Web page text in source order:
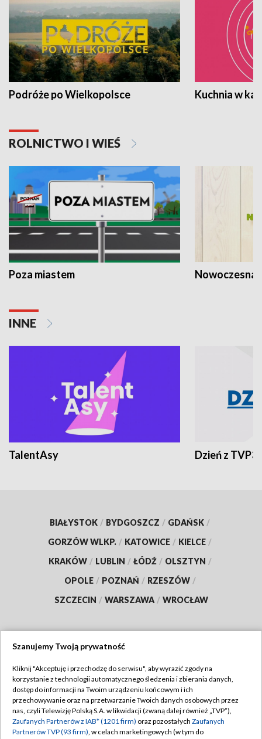
Podróże po Wielkopolsce Kuchnia w
ROLNICTWO I WIEŚ
Poza miastem Nowoczesna
INNE
TalentAsy Dzień z TVP3
BIAŁYSTOK / BYDGOSZCZ / GDAŃSK /
GORZÓW WLKP. / KATOWICE / KIELCE /
KRAKÓW / LUBLIN / ŁÓDŹ / OLSZTYN /
OPOLE / POZNAŃ / RZESZÓW /
SZCZECIN / WARSZAWA / WROCŁAW
TVP
Abonament TVP
Emisja w TVP
Regulamin TVP
Polityka prywatności
Szanujemy Twoją prywatność
Kliknij "Akceptuję i przechodzę do serwisu", aby wyrazić zgody na
korzystanie z technologii automatycznego śledzenia i zbierania danych,
dostęp do informacji na Twoim urządzeniu końcowym i ich
przechowywanie oraz na przetwarzanie Twoich danych osobowych przez
nas, czyli Telewizję Polską S.A. w likwidacji (zwaną dalej również „TVP”),
Zaufanych Partnerów z IAB* (1201 firm) oraz pozostałych Zaufanych
Partnerów TVP (93 firm), w celach marketingowych (w tym do